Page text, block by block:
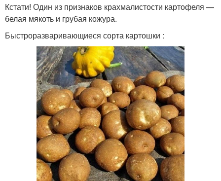
Кстати! Один из признаков крахмалистости картофеля —
белая мякоть и грубая кожура.
Быстроразваривающиеся сорта картошки :